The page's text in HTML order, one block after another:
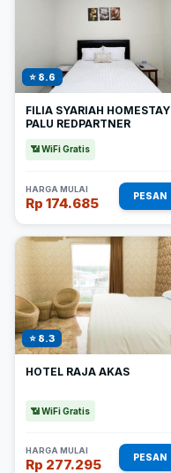
⭐ 8.6
FILIA SYARIAH HOMESTAY
PALU REDPARTNER
📶 WiFi Gratis
HARGA MULAI
Rp 174.685 PESAN
⭐ 8.3
HOTEL RAJA AKAS
📶 WiFi Gratis
HARGA MULAI
Rp 277.295 PESAN